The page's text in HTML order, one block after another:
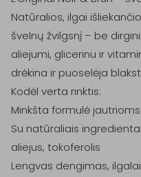
Natūralios, ilgai
švelnų žvilgsnį – be
aliejumi, glicerinu ir
drėkina ir puoselėja
Kodėl verta rinktis:
Minkšta formulė
Su natūraliais
aliejus, tokoferolis
Lengvas dengimas,